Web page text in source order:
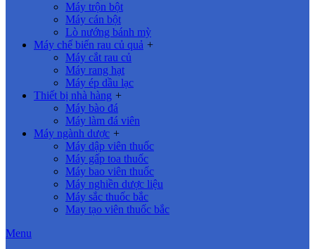
Máy trộn bột
Máy cán bột
Lò nướng bánh mỳ
Máy chế biến rau củ quả +
Máy cắt rau củ
Máy rang hạt
Máy ép dầu lạc
Thiết bị nhà hàng +
Máy bào đá
Máy làm đá viên
Máy ngành dược +
Máy dập viên thuốc
Máy gấp toa thuốc
Máy bao viên thuốc
Máy nghiền dược liệu
Máy sắc thuốc bắc
May tạo viên thuốc bắc
Menu